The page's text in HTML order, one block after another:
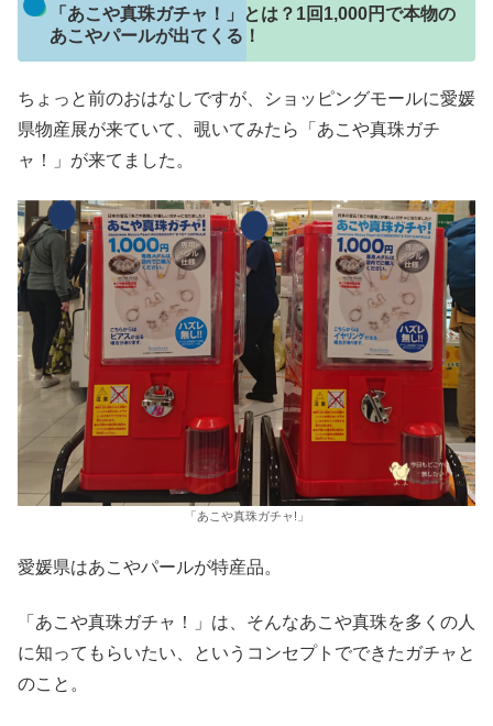
「あこや真珠ガチャ！」とは？1回1,000円で本物の
あこやパールが出てくる！
ちょっと前のおはなしですが、ショッピングモールに愛媛
県物産展が来ていて、覗いてみたら「あこや真珠ガチ
ャ！」が来てました。
「あこや真珠ガチャ!」
愛媛県はあこやパールが特産品。
「あこや真珠ガチャ！」は、そんなあこや真珠を多くの人
に知ってもらいたい、というコンセプトでできたガチャと
のこと。